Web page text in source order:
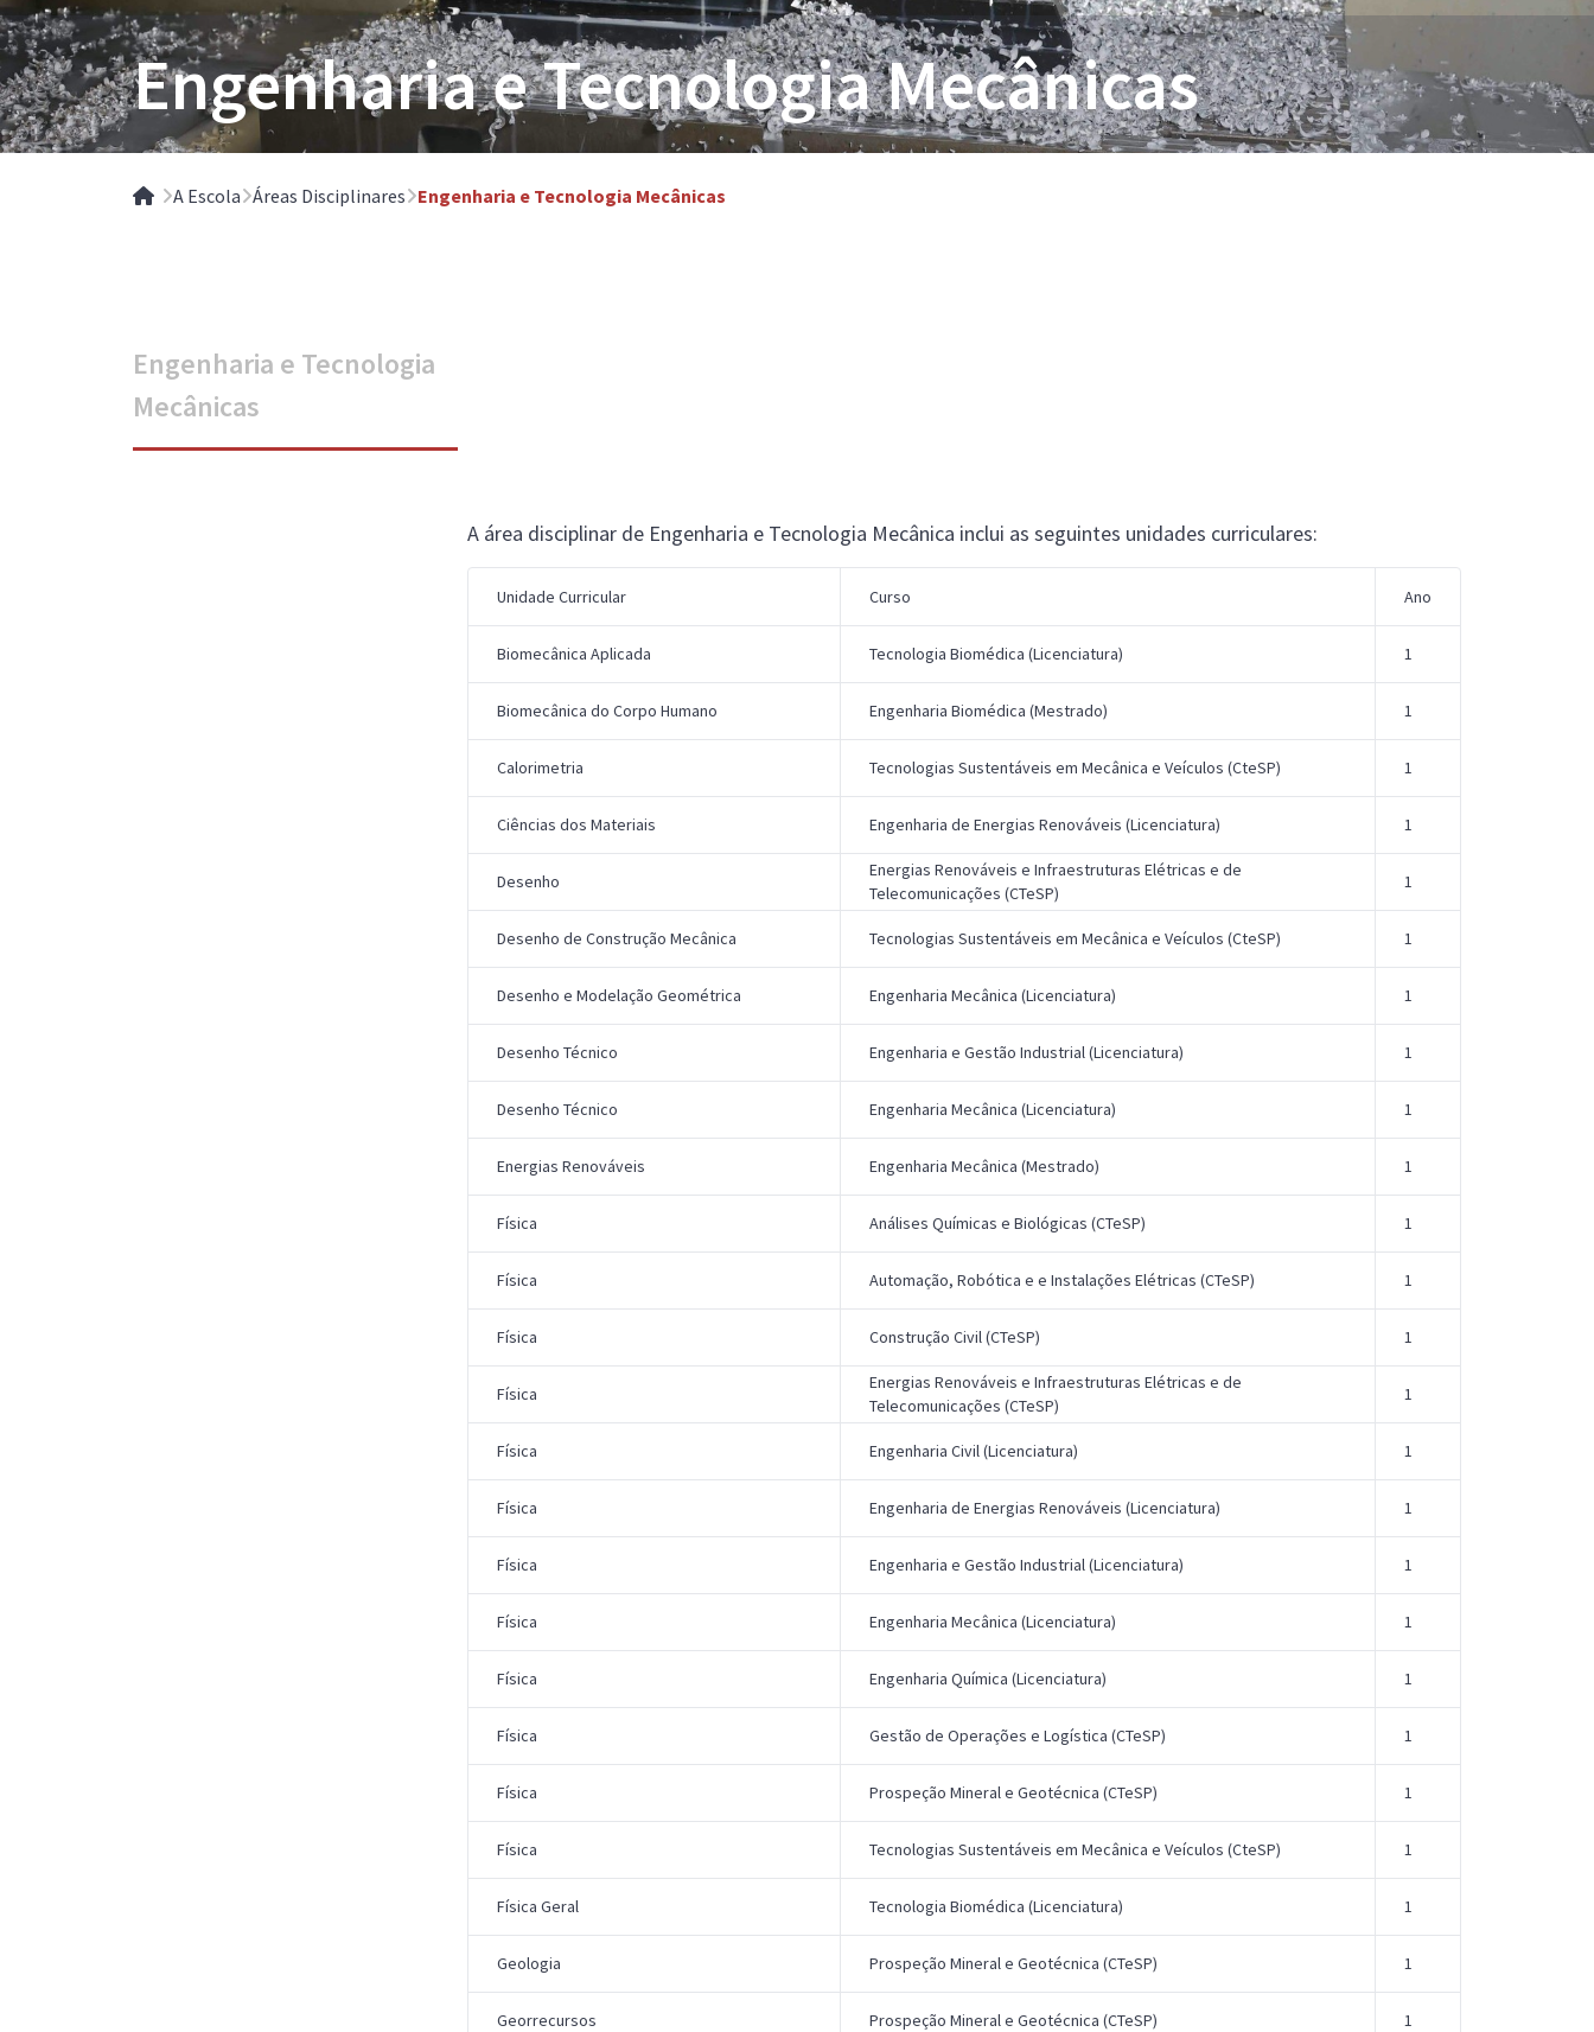
Engenharia e Tecnologia Mecânicas
Home
A Escola Áreas Disciplinares Engenharia e Tecnologia Mecânicas
Engenharia e Tecnologia
Mecânicas
A área disciplinar de Engenharia e Tecnologia Mecânica inclui as seguintes unidades curriculares:
Unidade Curricular Curso Ano
Biomecânica Aplicada Tecnologia Biomédica (Licenciatura) 1
Biomecânica do Corpo Humano Engenharia Biomédica (Mestrado) 1
Calorimetria Tecnologias Sustentáveis em Mecânica e Veículos (CteSP) 1
Ciências dos Materiais Engenharia de Energias Renováveis (Licenciatura) 1
Desenho
Energias Renováveis e Infraestruturas Elétricas e de
Telecomunicações (CTeSP)
1
Desenho de Construção Mecânica Tecnologias Sustentáveis em Mecânica e Veículos (CteSP) 1
Desenho e Modelação Geométrica Engenharia Mecânica (Licenciatura) 1
Desenho Técnico Engenharia e Gestão Industrial (Licenciatura) 1
Desenho Técnico Engenharia Mecânica (Licenciatura) 1
Energias Renováveis Engenharia Mecânica (Mestrado) 1
Física Análises Químicas e Biológicas (CTeSP) 1
Física Automação, Robótica e e Instalações Elétricas (CTeSP) 1
Física Construção Civil (CTeSP) 1
Física
Energias Renováveis e Infraestruturas Elétricas e de
Telecomunicações (CTeSP)
1
Física Engenharia Civil (Licenciatura) 1
Física Engenharia de Energias Renováveis (Licenciatura) 1
Física Engenharia e Gestão Industrial (Licenciatura) 1
Física Engenharia Mecânica (Licenciatura) 1
Física Engenharia Química (Licenciatura) 1
Física Gestão de Operações e Logística (CTeSP) 1
Física Prospeção Mineral e Geotécnica (CTeSP) 1
Física Tecnologias Sustentáveis em Mecânica e Veículos (CteSP) 1
Física Geral Tecnologia Biomédica (Licenciatura) 1
Geologia Prospeção Mineral e Geotécnica (CTeSP) 1
Georrecursos Prospeção Mineral e Geotécnica (CTeSP) 1